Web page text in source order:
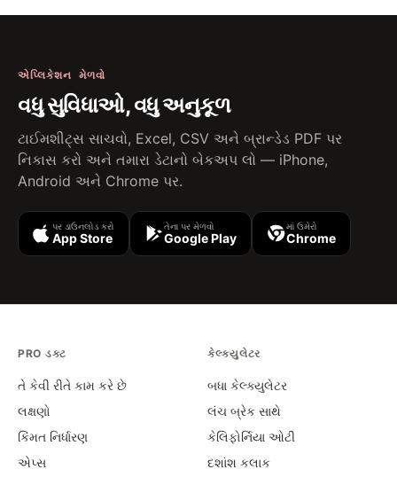
એપ્લિકેશન મેળવો
વધુ સુવિધાઓ, વધુ અનુકૂળ
ટાઈમશીટ્સ સાચવો, Excel, CSV અને બ્રાન્ડેડ PDF પર
નિકાસ કરો અને તમારા ડેટાનો બેકઅપ લો — iPhone,
Android અને Chrome પર.
પર ડાઉનલોડ કરો
App Store
તેના પર મેળવો
Google Play
માં ઉમેરો
Chrome
PRO ડક્ટ
તે કેવી રીતે કામ કરે છે
લક્ષણો
કિંમત નિર્ધારણ
એપ્સ
કેલ્ક્યુલેટર
બધા કેલ્ક્યુલેટર
લંચ બ્રેક સાથે
કેલિફોર્નિયા ઓટી
દશાંશ કલાક